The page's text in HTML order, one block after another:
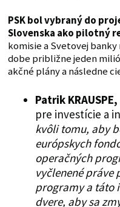
PSK bol vybraný do
Slovenska ako pilotný
komisie a Svetovej
dobe približne jeden
akčné plány a následne
Patrik KRAUSPE,
pre investície a
kvôli tomu, aby
európskych
operačných
vyčlenené práve
programy a táto
dvere, aby sa